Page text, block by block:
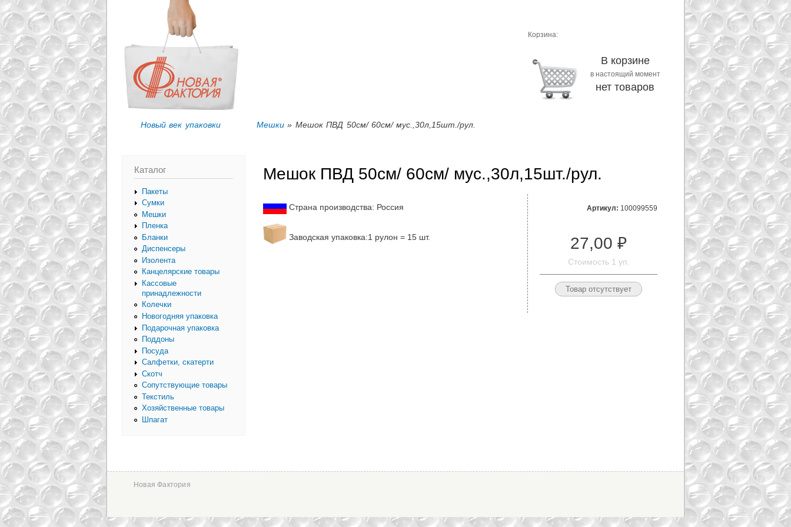
Новый век упаковки
Корзина:
В корзине
в настоящий момент
нет товаров
Мешки » Мешок ПВД 50см/ 60см/ мус.,30л,15шт./рул.
Каталог
Пакеты
Сумки
Мешки
Пленка
Бланки
Диспенсеры
Изолента
Канцелярские товары
Кассовые
принадлежности
Колечки
Новогодняя упаковка
Подарочная упаковка
Поддоны
Посуда
Салфетки, скатерти
Скотч
Сопутствующие товары
Текстиль
Хозяйственные товары
Шпагат
Мешок ПВД 50см/ 60см/ мус.,30л,15шт./рул.
Артикул: 100099559
27,00 ₽
Стоимость 1 уп.
Страна производства: Россия
Заводская упаковка:1 рулон = 15 шт.
Новая Фактория